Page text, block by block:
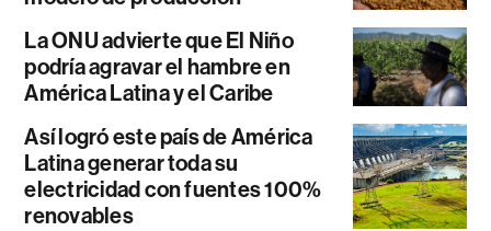
La ONU advierte que El Niño
podría agravar el hambre en
América Latina y el Caribe
Así logró este país de América
Latina generar toda su
electricidad con fuentes 100%
renovables